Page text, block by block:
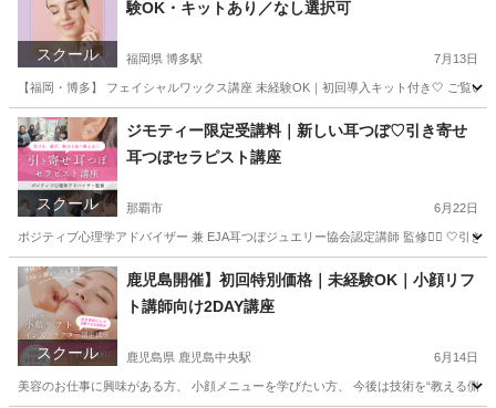
スクール
験OK・キットあり／なし選択可
福岡県 博多駅 7月13日
【福岡・博多】 フェイシャルワックス講座 未経験OK｜初回導入キット付き🤍 ご覧
福岡 福岡市 その他 フェイシャル
スクール
ジモティー限定受講料｜新しい耳つぼ♡引き寄せ
耳つぼセラピスト講座
那覇市 6月22日
ポジティブ心理学アドバイザー 兼 EJA耳つぼジュエリー協会認定講師 監修❤️‍🔥 🤍引
沖縄 那覇市 美容健康 つぼ
スクール
鹿児島開催】初回特別価格｜未経験OK｜小顔リフ
ト講師向け2DAY講座
鹿児島県 鹿児島中央駅 6月14日
美容のお仕事に興味がある方、 小顔メニューを学びたい方、 今後は技術を“教える側